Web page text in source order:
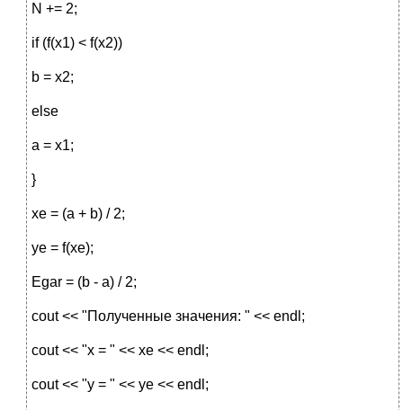
N += 2;
if (f(x1) < f(x2))
b = x2;
else
a = x1;
}
xe = (a + b) / 2;
ye = f(xe);
Egar = (b - a) / 2;
cout << "Полученные значения: " << endl;
cout << "x = " << xe << endl;
cout << "y = " << ye << endl;